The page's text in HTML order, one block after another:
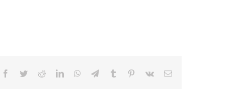
Facebook
TwitterRedditLinkedInWhatsApp
TelegramTumblr Pinterest
Vk Email